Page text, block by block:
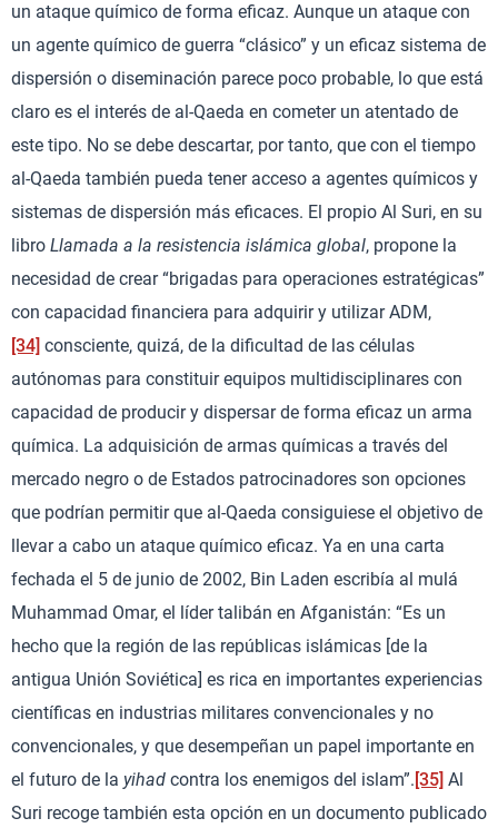
un ataque químico de forma eficaz. Aunque un ataque con
un agente químico de guerra “clásico” y un eficaz sistema de
dispersión o diseminación parece poco probable, lo que está
claro es el interés de al-Qaeda en cometer un atentado de
este tipo. No se debe descartar, por tanto, que con el tiempo
al-Qaeda también pueda tener acceso a agentes químicos y
sistemas de dispersión más eficaces. El propio Al Suri, en su
libro Llamada a la resistencia islámica global, propone la
necesidad de crear “brigadas para operaciones estratégicas”
con capacidad financiera para adquirir y utilizar ADM,
[34] consciente, quizá, de la dificultad de las células
autónomas para constituir equipos multidisciplinares con
capacidad de producir y dispersar de forma eficaz un arma
química. La adquisición de armas químicas a través del
mercado negro o de Estados patrocinadores son opciones
que podrían permitir que al-Qaeda consiguiese el objetivo de
llevar a cabo un ataque químico eficaz. Ya en una carta
fechada el 5 de junio de 2002, Bin Laden escribía al mulá
Muhammad Omar, el líder talibán en Afganistán: “Es un
hecho que la región de las repúblicas islámicas [de la
antigua Unión Soviética] es rica en importantes experiencias
científicas en industrias militares convencionales y no
convencionales, y que desempeñan un papel importante en
el futuro de la yihad contra los enemigos del islam”. [35] Al
Suri recoge también esta opción en un documento publicado